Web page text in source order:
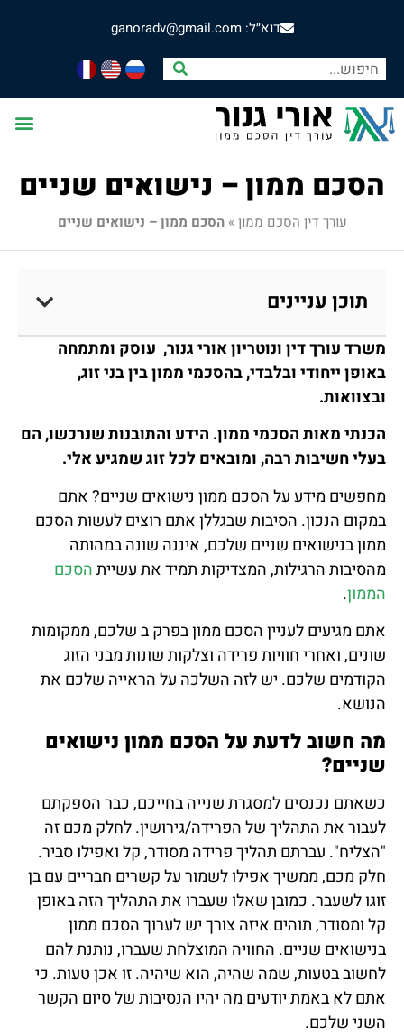
דוא״ל: ganoradv@gmail.com
הסכם ממון – נישואים שניים
עורך דין הסכם ממון »הסכם ממון – נישואים שניים
תוכן עניינים
משרד עורך דין ונוטריון אורי גנור, עוסק ומתמחה
באופן ייחודי ובלבדי, בהסכמי ממון בין בני זוג,
ובצוואות.
הכנתי מאות הסכמי ממון. הידע והתובנות שנרכשו, הם
בעלי חשיבות רבה, ומובאים לכל זוג שמגיע אלי.
מחפשים מידע על הסכם ממון נישואים שניים? אתם
במקום הנכון. הסיבות שבגללן אתם רוצים לעשות הסכם
ממון בנישואים שניים שלכם, איננה שונה במהותה
מהסיבות הרגילות, המצדיקות תמיד את עשייתהסכם
הממון.
אתם מגיעים לעניין הסכם ממון בפרק ב שלכם, ממקומות
שונים, ואחרי חוויות פרידה וצלקות שונות מבני הזוג
הקודמים שלכם. יש לזה השלכה על הראייה שלכם את
הנושא.
מה חשוב לדעת על הסכם ממון נישואים
שניים?
כשאתם נכנסים למסגרת שנייה בחייכם, כבר הספקתם
לעבור את התהליך של הפרידה/גירושין. לחלק מכם זה
"הצליח". עברתם תהליך פרידה מסודר, קל ואפילו סביר.
חלק מכם, ממשיך אפילו לשמור על קשרים חבריים עם בן
זוגו לשעבר. כמובן שאלו שעברו את התהליך הזה באופן
קל ומסודר, תוהים איזה צורך יש לערוך הסכם ממון
בנישואים שניים. החוויה המוצלחת שעברו, נותנת להם
לחשוב בטעות, שמה שהיה, הוא שיהיה. זו אכן טעות. כי
אתם לא באמת יודעים מה יהיו הנסיבות של סיום הקשר
השני שלכם.